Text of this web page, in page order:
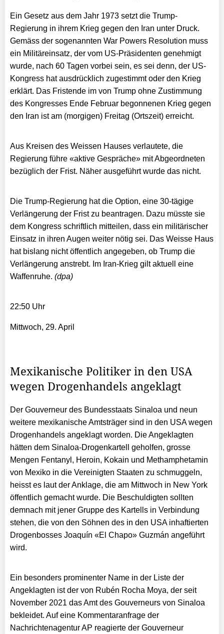
Ein Gesetz aus dem Jahr 1973 setzt die Trump-
Regierung in ihrem Krieg gegen den Iran unter Druck.
Gemäss der sogenannten War Powers Resolution muss
ein Militäreinsatz, der vom US-Präsidenten genehmigt
wurde, nach 60 Tagen vorbei sein, es sei denn, der US-
Kongress hat ausdrücklich zugestimmt oder den Krieg
erklärt. Das Fristende im von Trump ohne Zustimmung
des Kongresses Ende Februar begonnenen Krieg gegen
den Iran ist am (morgigen) Freitag (Ortszeit) erreicht.
Aus Kreisen des Weissen Hauses verlautete, die
Regierung führe «aktive Gespräche» mit Abgeordneten
bezüglich der Frist. Näher ausgeführt wurde das nicht.
Die Trump-Regierung hat die Option, eine 30-tägige
Verlängerung der Frist zu beantragen. Dazu müsste sie
dem Kongress schriftlich mitteilen, dass ein militärischer
Einsatz in ihren Augen weiter nötig sei. Das Weisse Haus
hat bislang nicht öffentlich angegeben, ob Trump die
Verlängerung anstrebt. Im Iran-Krieg gilt aktuell eine
Waffenruhe. (dpa)
22:50 Uhr
Mittwoch, 29. April
Mexikanische Politiker in den USA
wegen Drogenhandels angeklagt
Der Gouverneur des Bundesstaats Sinaloa und neun
weitere mexikanische Amtsträger sind in den USA wegen
Drogenhandels angeklagt worden. Die Angeklagten
hätten dem Sinaloa-Drogenkartell geholfen, grosse
Mengen Fentanyl, Heroin, Kokain und Methamphetamin
von Mexiko in die Vereinigten Staaten zu schmuggeln,
heisst es laut der Anklage, die am Mittwoch in New York
öffentlich gemacht wurde. Die Beschuldigten sollten
demnach mit jener Gruppe des Kartells in Verbindung
stehen, die von den Söhnen des in den USA inhaftierten
Drogenbosses Joaquín «El Chapo» Guzmán angeführt
wird.
Ein besonders prominenter Name in der Liste der
Angeklagten ist der von Rubén Rocha Moya, der seit
November 2021 das Amt des Gouverneurs von Sinaloa
bekleidet. Auf eine Kommentaranfrage der
Nachrichtenagentur AP reagierte der Gouverneur